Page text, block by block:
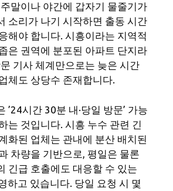
말이나 야간에 갑자기 물줄기가
소리가 나기 시작하면 출동 시간
해야 합니다. 시흥이라는 지역적
은 권역에 분포된 아파트 단지라
기사 체계만으로는 늦은 시간
체도 상당수 존재합니다.
’24시간 30분 내·당일 방문’ 가능
는 것입니다. 시흥 누수 관련 긴
화된 업체는 관내에 분산 배치된
차량을 기반으로, 평일은 물론
긴급 호출에도 대응할 수 있는
하고 있습니다. 당일 요청 시 몇